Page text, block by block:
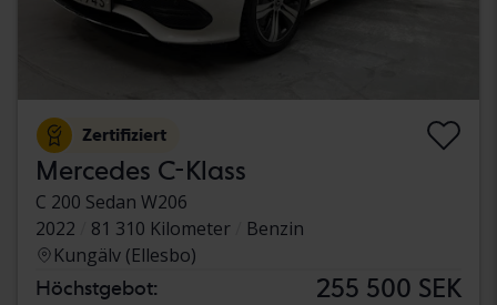
Zertifiziert
Mercedes C-Klass
C 200 Sedan W206
2022
81 310 Kilometer
Benzin
Kungälv (Ellesbo)
Höchstgebot: 255 500 SEK